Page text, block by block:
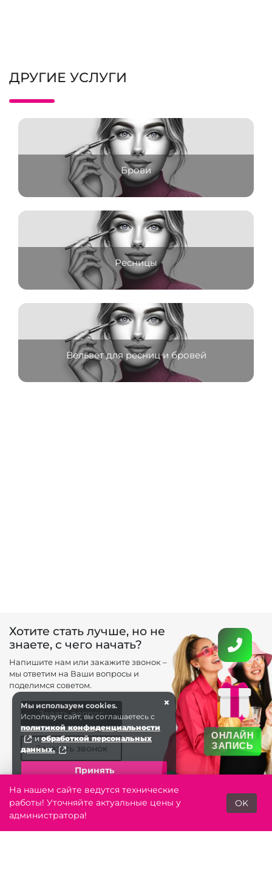
Контакты
Toggle
ОНЛАЙН
ЗАПИСЬ
ДРУГИЕ УСЛУГИ
Брови
Ресницы
Вельвет для ресниц и бровей
Хотите стать лучше, но не
знаете, с чего начать?
Напишите нам или закажите звонок –
мы ответим на Ваши вопросы и
поделимся советом.
Задать вопрос
Заказать звонок
×
Мы используем cookies.
Используя сайт, вы соглашаетесь с
политикой конфиденциальности
иобработкой персональных
данных.
Принять
На нашем сайте ведутся технические
работы! Уточняйте актуальные цены у
администратора!
OK